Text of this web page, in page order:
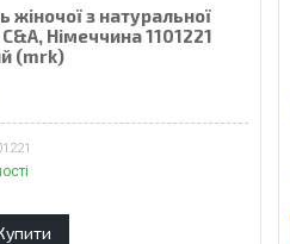
жіночої з натуральної
Німеччина 1101221
(mrk)